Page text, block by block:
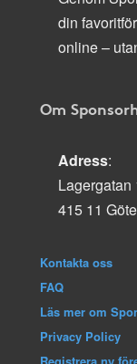
din
online –
Om
Adress:
Lagergatan
415 11
Kontakta oss
FAQ
Läs mer om
Privacy Policy